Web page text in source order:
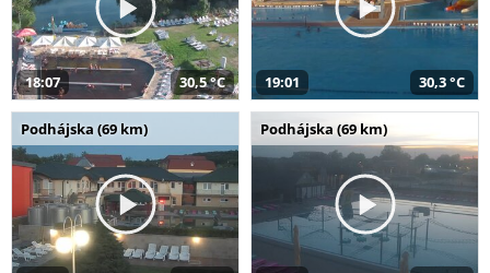
18:07 30,5 °C 19:01 30,3 °C
Podhájska (69 km) Podhájska (69 km)